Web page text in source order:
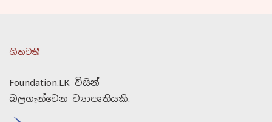
හිතවතී
Foundation.LK විසින්
බලගැන්වෙන ව්‍යාපෘතියකි.